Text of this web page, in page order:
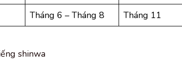
Tháng 6 – Tháng 8 Tháng 11